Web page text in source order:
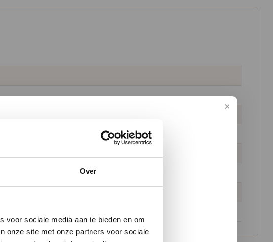
vloer
Over
voor sociale media aan te bieden en om
onze site met onze partners voor sociale